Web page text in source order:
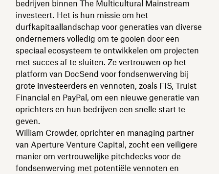
bedrijven binnen The Multicultural Mainstream
investeert. Het is hun missie om het
durfkapitaallandschap voor generaties van diverse
ondernemers volledig om te gooien door een
speciaal ecosysteem te ontwikkelen om projecten
met succes af te sluiten. Ze vertrouwen op het
platform van DocSend voor fondsenwerving bij
grote investeerders en vennoten, zoals FIS, Truist
Financial en PayPal, om een nieuwe generatie van
oprichters en hun bedrijven een snelle start te
geven.
William Crowder, oprichter en managing partner
van Aperture Venture Capital, zocht een veiligere
manier om vertrouwelijke pitchdecks voor de
fondsenwerving met potentiële vennoten en